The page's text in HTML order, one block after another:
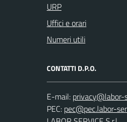
URP
Uffici e orari
Numeri utili
CONTATTI D.P.O.
E-mail:
PEC: